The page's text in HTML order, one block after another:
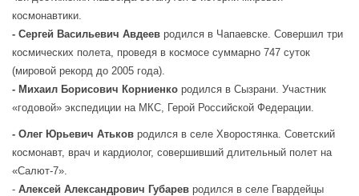
космонавтики.
- Сергей Васильевич Авдеев родился в Чапаевске. Совершил три
космических полета, проведя в космосе суммарно 747 суток
(мировой рекорд до 2005 года).
- Михаил Борисович Корниенко родился в Сызрани. Участник
«годовой» экспедиции на МКС, Герой Российской Федерации.
- Олег Юрьевич Атьков родился в селе Хворостянка. Советский
космонавт, врач и кардиолог, совершивший длительный полет на
«Салют-7».
- Алексей Александрович Губарев родился в селе Гвардейцы